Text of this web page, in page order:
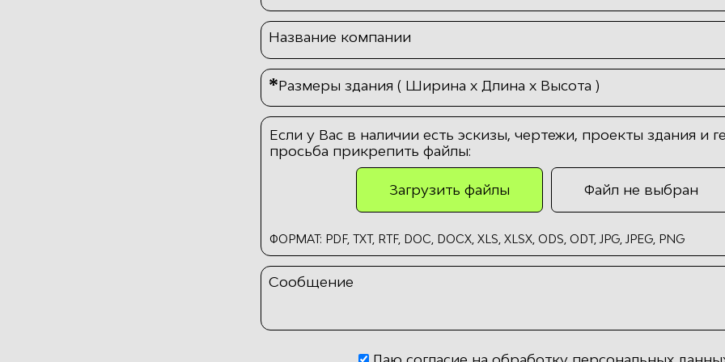
Название компании
*Размеры здания ( Ширина х Длина х Высота )
Если у Вас в наличии есть эскизы, чертежи, проекты здания и
просьба прикрепить файлы:
Загрузить файлы Файл не выбран
ФОРМАТ: PDF, TXT, RTF, DOC, DOCX, XLS, XLSX, ODS, ODT, JPG, JPEG, PNG
Сообщение